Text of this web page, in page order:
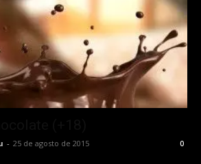
- 25 de agosto de 2015 0